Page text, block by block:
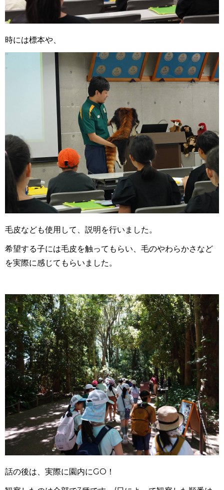
時には標本や、
毛皮なども使用して、説明を行いました。
希望する子には毛皮を触ってもらい、毛のやわらかさなど
を実際に感じてもらいました。
話の後は、実際に園内にGO！